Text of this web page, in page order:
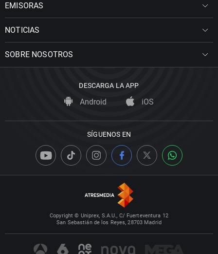
EMISORAS
NOTICIAS
SOBRE NOSOTROS
DESCARGA LA APP
Android iOS
SÍGUENOS EN
Copyright © Uniprex, S.A.U., C/ Fuerteventura 12
San Sebastián de los Reyes, 28703 Madrid